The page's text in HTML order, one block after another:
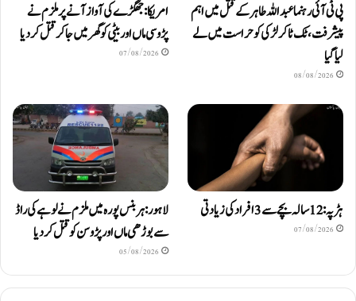
پی ٹی آئی رہنما عبداللہ طاہر کے قتل میں اہم
پیشرفت، ٹک ٹاکر لڑکی کو حراست میں لے
لیا گیا
08/08/2026
امریکا: جھگڑے کی آواز آنے پر ملزم نے
پڑوسی ماں اور بیٹی کو گھر میں جا کر قتل کر دیا
07/08/2026
ہڑپہ: 12 سالہ بچے سے 3 افراد کی زیادتی
07/08/2026
لاہور: ہربنس پورہ میں ملزم نے لوہے کی راڈ
سے بوڑھی ماں اور پڑوسن کو قتل کر دیا
05/08/2026